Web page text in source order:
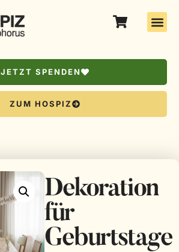
JETZT SPENDEN
ZUM HOSPIZ
Dekoration
für
Geburtstage